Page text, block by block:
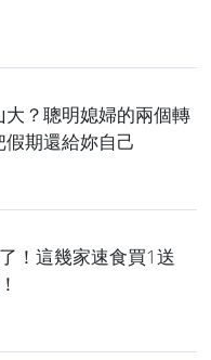
？聰明媳婦的兩個轉
期還給妳自己
！這幾家速食買1送